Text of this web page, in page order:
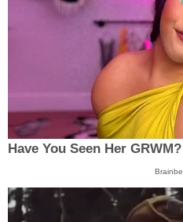
Have You Seen Her